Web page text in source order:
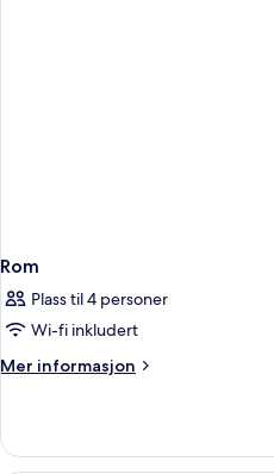
Rom
Plass til 4 personer
Wi-fi inkludert
Mer informasjon
Mer